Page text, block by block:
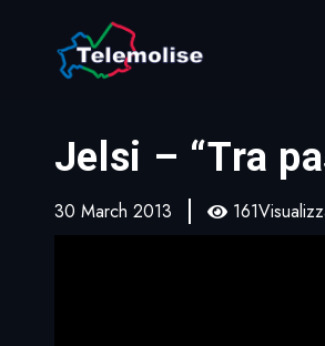
Jelsi – “Tra
30 March 2013